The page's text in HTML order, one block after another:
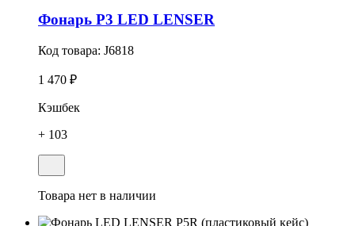
Фонарь P3 LED LENSER
Код товара: J6818
1 470 ₽
Кэшбек
+ 103
Товара нет в наличии